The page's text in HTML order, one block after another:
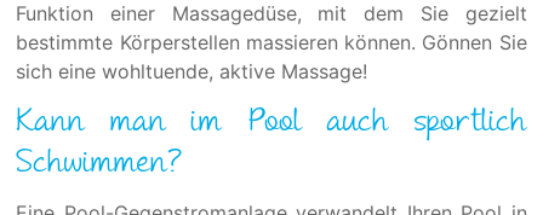
Funktion einer Massagedüse, mit dem Sie gezielt
bestimmte Körperstellen massieren können. Gönnen Sie
sich eine wohltuende, aktive Massage!
Kann man im Pool auch sportlich
Schwimmen?